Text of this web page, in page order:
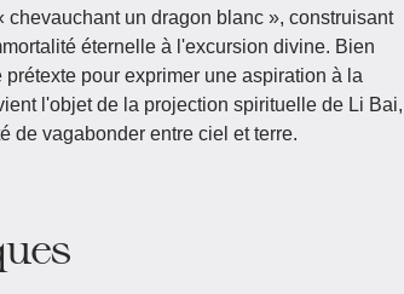
un dragon blanc », construisant
éternelle à l'excursion divine. Bien
pour exprimer une aspiration à la
l'objet de la projection spirituelle de Li Bai,
de vagabonder entre ciel et terre.